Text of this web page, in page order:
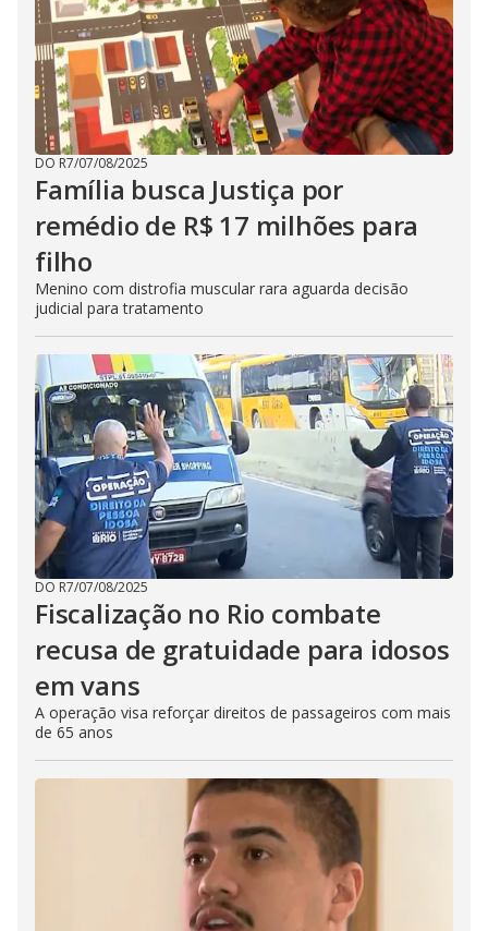
DO R7/07/08/2025
Família busca Justiça por
remédio de R$ 17 milhões para
filho
Menino com distrofia muscular rara aguarda decisão
judicial para tratamento
DO R7/07/08/2025
Fiscalização no Rio combate
recusa de gratuidade para idosos
em vans
A operação visa reforçar direitos de passageiros com mais
de 65 anos